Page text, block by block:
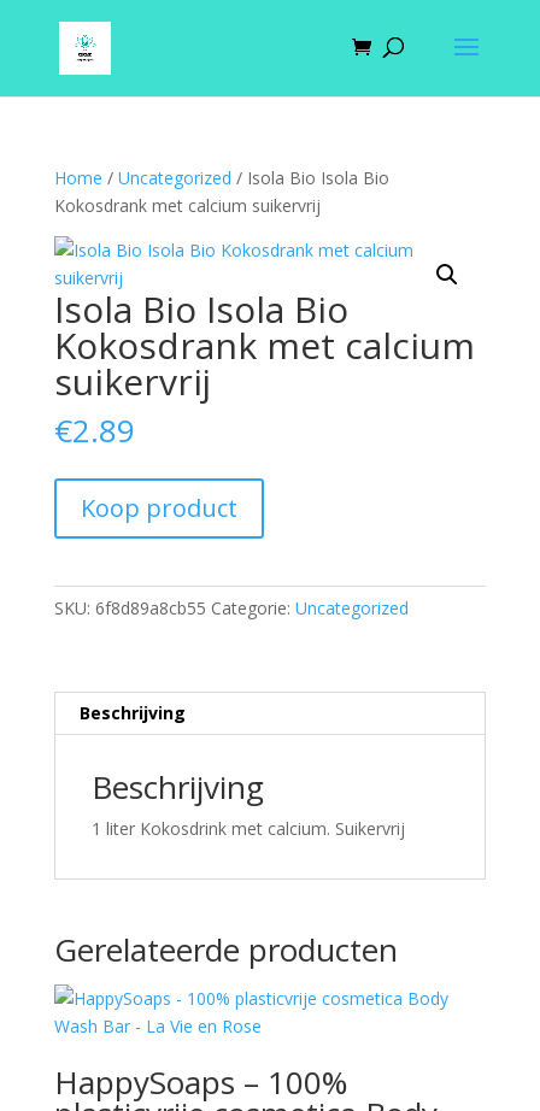
Home / Uncategorized / Isola Bio Isola Bio
Kokosdrank met calcium suikervrij
Isola Bio Isola Bio
Kokosdrank met calcium
suikervrij
€2.89
Koop product
SKU: 6f8d89a8cb55 Categorie: Uncategorized
Beschrijving
Beschrijving
1 liter Kokosdrink met calcium. Suikervrij
Gerelateerde producten
HappySoaps – 100%